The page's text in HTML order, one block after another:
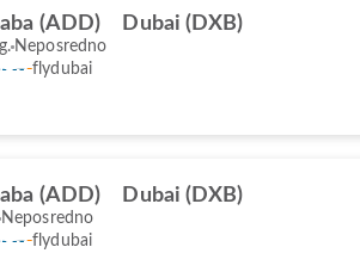
(ADD) Dubai (DXB)
Neposredno
flydubai
(ADD) Dubai (DXB)
Neposredno
flydubai